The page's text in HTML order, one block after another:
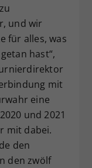
und wir
für alles, was
hast“,
mit
eine
und 2021
mit dabei.
den
den zwölf